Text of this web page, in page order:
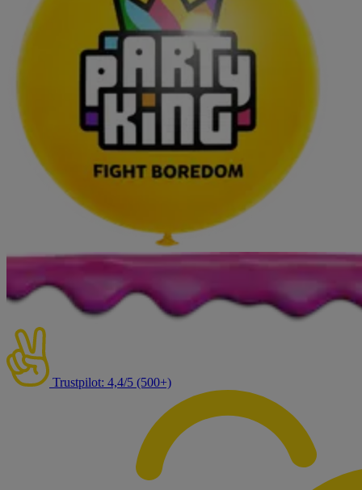
Trustpilot: 4,4/5 (500+)